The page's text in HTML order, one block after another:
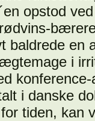
opstod
baldrede en
i
i danske
tiden, kan